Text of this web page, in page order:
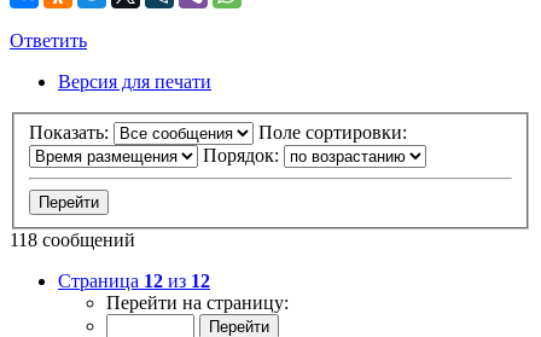
Ответить
Версия для печати
Показать:
Поле сортировки:
Порядок:
118 сообщений
Страница 12 из 12
Перейти на страницу: